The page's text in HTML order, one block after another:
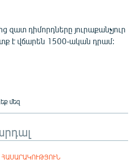
զատ դիմորդները յուրաքանչյուր
է վճարեն 1500-ական դրամ:
մեզ
ՀԱՍԱՐԱԿՈՒԹՅՈՒՆ